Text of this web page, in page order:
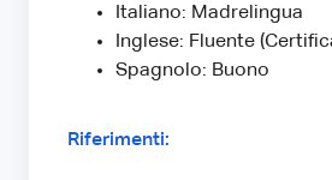
Italiano: Madrelingua
Inglese: Fluente
Spagnolo: Buono
Riferimenti: